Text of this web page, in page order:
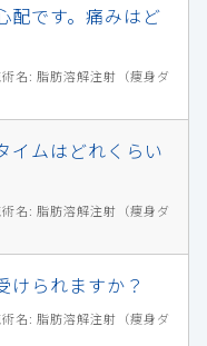
配です。痛みはど
名: 脂肪溶解注射（痩身ダ
イムはどれくらい
名: 脂肪溶解注射（痩身ダ
けられますか？
名: 脂肪溶解注射（痩身ダ